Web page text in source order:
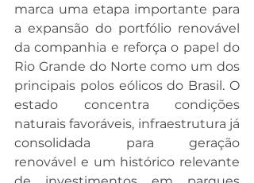
marca uma etapa importante para
a expansão do portfólio renovável
da companhia e reforça o papel do
Rio Grande do Norte como um dos
principais polos eólicos do Brasil. O
estado concentra condições
naturais favoráveis, infraestrutura já
consolidada para geração
renovável e um histórico relevante